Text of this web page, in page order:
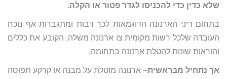
שלא כדין כדי להכניסו לגדר פטור או הקלה.
בתחום דיני הארנונה הדוגמאות לכך רבות ומתגברות אף נוכח
העובדה שלכל רשות מקומית צו ארנונה משלה, הקובע את כללים
והוראות שונות להטלת ארנונה בתחומה.
אך נתחיל מבראשית– ארנונה מוטלת על מבנה או קרקע תפוסה